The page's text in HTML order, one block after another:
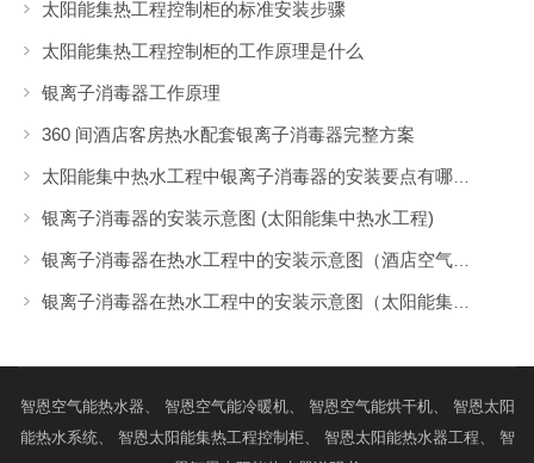
太阳能集热工程控制柜的标准安装步骤
太阳能集热工程控制柜的工作原理是什么
银离子消毒器工作原理
360 间酒店客房热水配套银离子消毒器完整方案
银离子消毒器的安装示意图 (太阳能集中热水工程)
智恩 空气能热水器 、 智恩 空气能冷暖机、 智恩 空气能烘干机、 智恩 太阳
能热水系统 、 智恩 太阳能集热工程控制柜、 智恩 太阳能热水器工程 、 智